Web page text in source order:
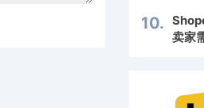
10.
卖家